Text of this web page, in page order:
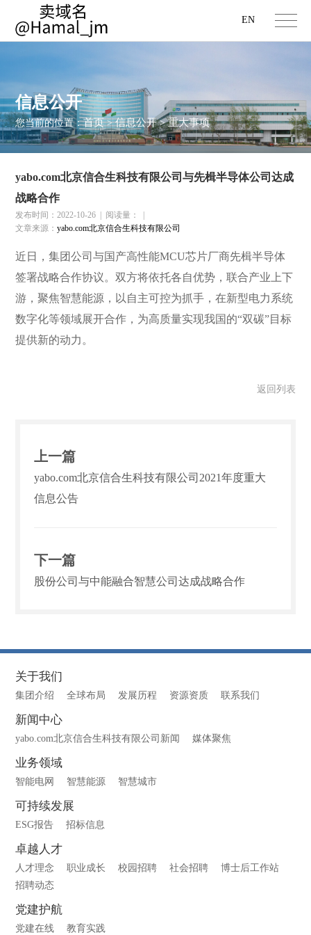
EN
信息公开
您当前的位置：首页>信息公开>重大事项
yabo.com北京信合生科技有限公司与先楫半导体公司达成
战略合作
发布时间：2022-10-26 阅读量：
文章来源：yabo.com北京信合生科技有限公司
近日，集团公司与国产高性能MCU芯片厂商先楫半导体
签署战略合作协议。双方将依托各自优势，联合产业上下
游，聚焦智慧能源，以自主可控为抓手，在新型电力系统
数字化等领域展开合作，为高质量实现我国的“双碳”目标
提供新的动力。
返回列表
上一篇
yabo.com北京信合生科技有限公司2021年度重大
信息公告
下一篇
股份公司与中能融合智慧公司达成战略合作
关于我们
集团介绍 全球布局 发展历程 资源资质 联系我们
新闻中心
yabo.com北京信合生科技有限公司新闻 媒体聚焦
业务领域
智能电网 智慧能源 智慧城市
可持续发展
ESG报告 招标信息
卓越人才
人才理念 职业成长 校园招聘 社会招聘
博士后工作站
招聘动态
党建护航
党建在线 教育实践